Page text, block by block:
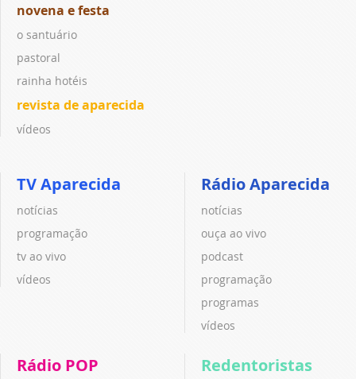
novena e festa
o santuário
pastoral
rainha hotéis
revista de aparecida
vídeos
TV Aparecida
notícias
programação
tv ao vivo
vídeos
Rádio Aparecida
notícias
ouça ao vivo
podcast
programação
programas
vídeos
Rádio POP Redentoristas